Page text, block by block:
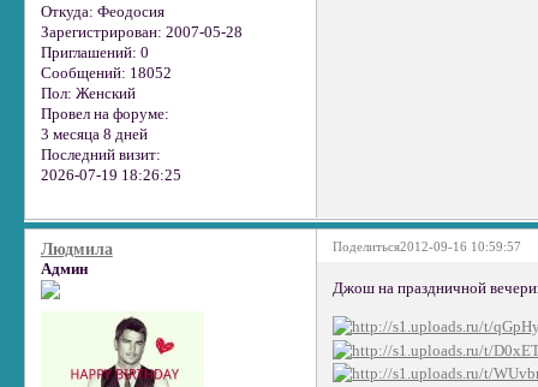
Откуда: Феодосия
Зарегистрирован: 2007-05-28
Приглашений: 0
Сообщений: 18052
Пол: Женский
Провел на форуме:
3 месяца 8 дней
Последний визит:
2026-07-19 18:26:25
Поделиться2012-09-16 10:59:57
Людмила
Админ
Джош на праздничной